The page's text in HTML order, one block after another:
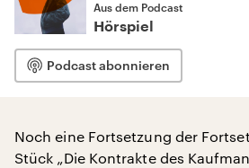
Aus dem Podcast
Hörspiel
Podcast abonnieren
Noch eine Fortsetzung der
Stück „Die Kontrakte des